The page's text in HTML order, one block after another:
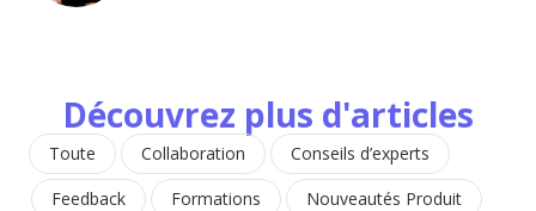
Découvrez plus d'articles
Toute Collaboration
Conseils d’experts
Feedback
Formations
Nouveautés Produit